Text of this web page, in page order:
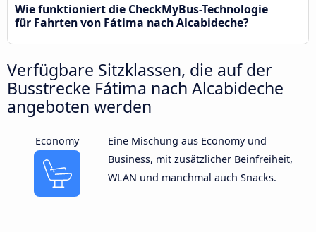
Wie funktioniert die CheckMyBus-Technologie
für Fahrten von Fátima nach Alcabideche?
Verfügbare Sitzklassen, die auf der
Busstrecke Fátima nach Alcabideche
angeboten werden
Economy
Eine Mischung aus Economy und
Business, mit zusätzlicher Beinfreiheit,
WLAN und manchmal auch Snacks.